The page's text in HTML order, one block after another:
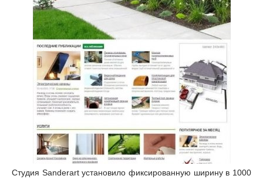
Студия Sanderart установило фиксированную ширину в 1000